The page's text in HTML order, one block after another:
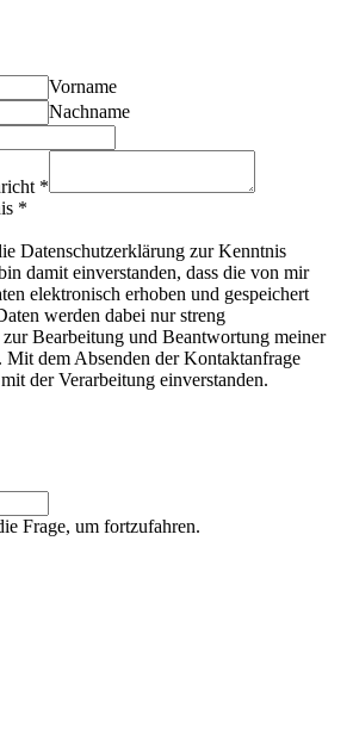
Vorname
Nachname
*
*
Datenschutzerklärung zur Kenntnis
damit einverstanden, dass die von mir
elektronisch erhoben und gespeichert
werden dabei nur streng
Bearbeitung und Beantwortung meiner
Mit dem Absenden der Kontaktanfrage
der Verarbeitung einverstanden.
Frage, um fortzufahren.